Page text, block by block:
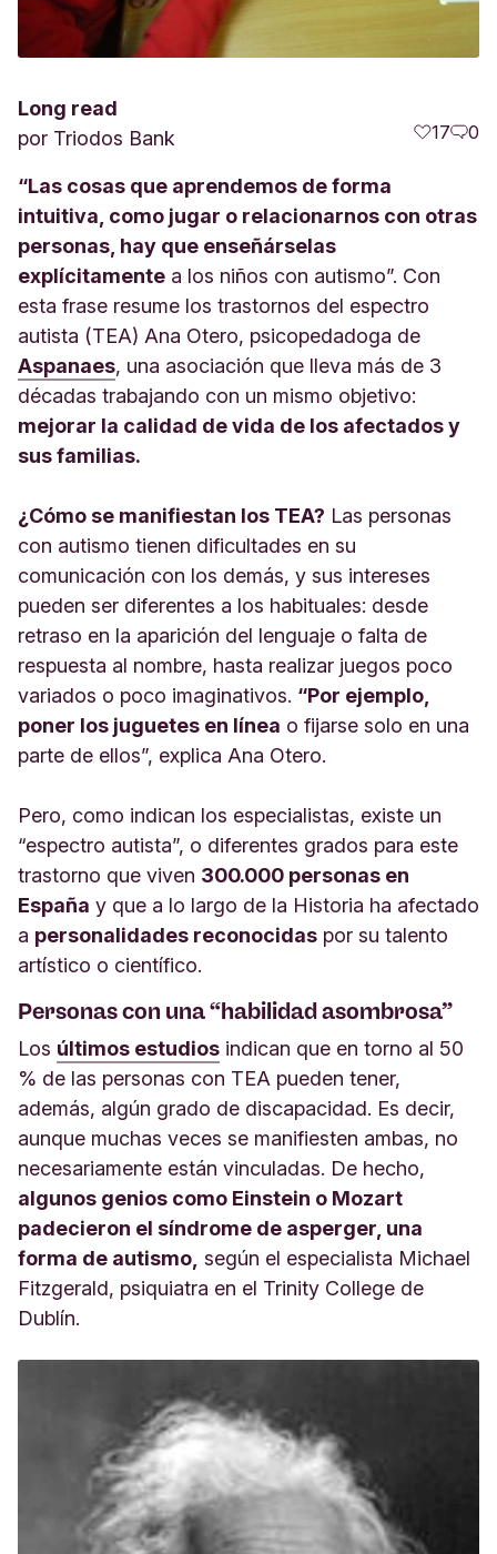
Long read
por Triodos Bank 17 0
“Las cosas que aprendemos de forma
intuitiva, como jugar o relacionarnos con otras
personas, hay que enseñárselas
explícitamente a los niños con autismo”. Con
esta frase resume los trastornos del espectro
autista (TEA) Ana Otero, psicopedadoga de
Aspanaes, una asociación que lleva más de 3
décadas trabajando con un mismo objetivo:
mejorar la calidad de vida de los afectados y
sus familias.
¿Cómo se manifiestan los TEA? Las personas
con autismo tienen dificultades en su
comunicación con los demás, y sus intereses
pueden ser diferentes a los habituales: desde
retraso en la aparición del lenguaje o falta de
respuesta al nombre, hasta realizar juegos poco
variados o poco imaginativos. “Por ejemplo,
poner los juguetes en línea o fijarse solo en una
parte de ellos”, explica Ana Otero.
Pero, como indican los especialistas, existe un
“espectro autista”, o diferentes grados para este
trastorno que viven 300.000 personas en
España y que a lo largo de la Historia ha afectado
a personalidades reconocidas por su talento
artístico o científico.
Personas con una “habilidad asombrosa”
Los últimos estudios indican que en torno al 50
% de las personas con TEA pueden tener,
además, algún grado de discapacidad. Es decir,
aunque muchas veces se manifiesten ambas, no
necesariamente están vinculadas. De hecho,
algunos genios como Einstein o Mozart
padecieron el síndrome de asperger, una
forma de autismo, según el especialista Michael
Fitzgerald, psiquiatra en el Trinity College de
Dublín.